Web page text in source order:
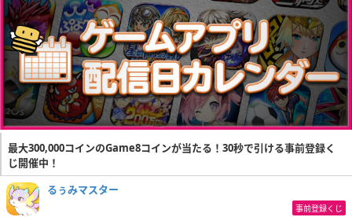
最大300,000コインのGame8コインが当たる！30秒で引ける事前登録く
じ開催中！
るぅみマスター
事前登録くじ